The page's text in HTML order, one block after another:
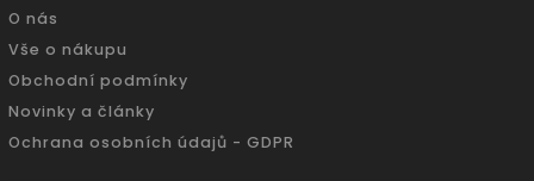
O nás
Vše o nákupu
Obchodní podmínky
Novinky a články
Ochrana osobních údajů - GDPR